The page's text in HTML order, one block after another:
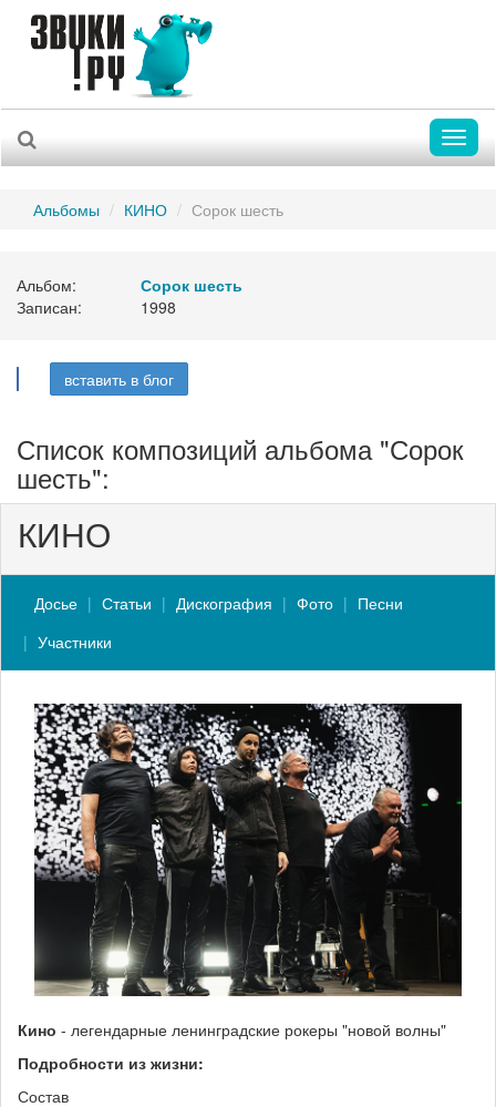
Альбомы КИНО Сорок шесть
Альбом:
Сорок шесть
Записан:
1998
вставить в блог
Список композиций альбома "Сорок
шесть":
КИНО
Досье Статьи Дискография Фото
Песни
Участники
Кино - легендарные ленинградские рокеры "новой волны"
Подробности из жизни:
Состав